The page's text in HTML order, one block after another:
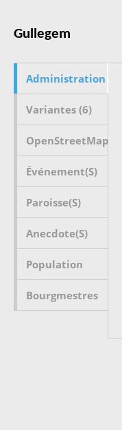
Gullegem
Administration
Variantes (6)
OpenStreetMap
Événement(s)
Paroisse(s)
Anecdote(s)
Population
Bourgmestres